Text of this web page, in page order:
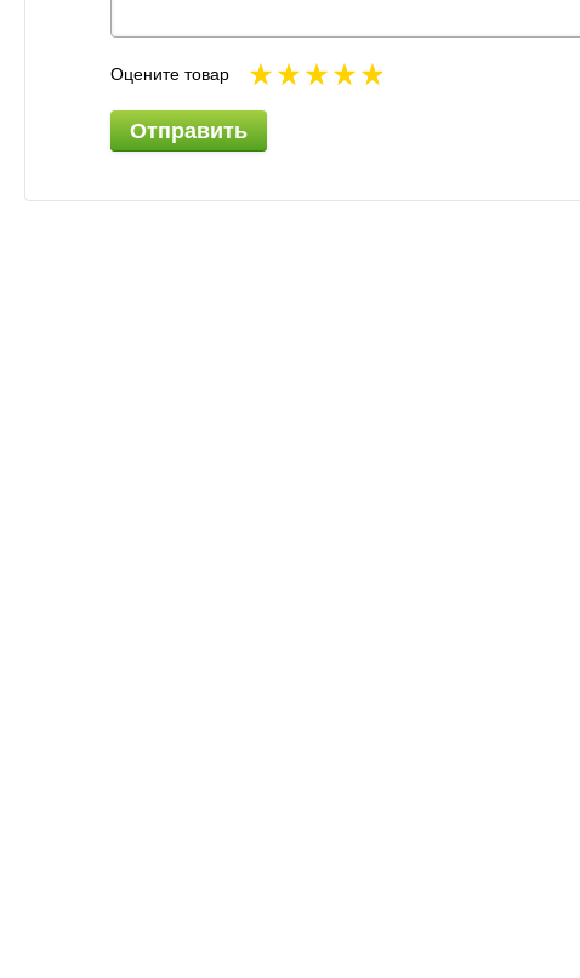
Оцените товар
Отправить